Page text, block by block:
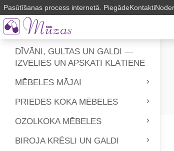
DĪVĀNI, GULTAS UN GALDI —
IZVĒLIES UN APSKATI KLĀTIENĒ
MĒBELES MĀJAI
PRIEDES KOKA MĒBELES
OZOLKOKA MĒBELES
BIROJA KRĒSLI UN GALDI
Pasūtīšanas process internetā. PiegādeKontakti